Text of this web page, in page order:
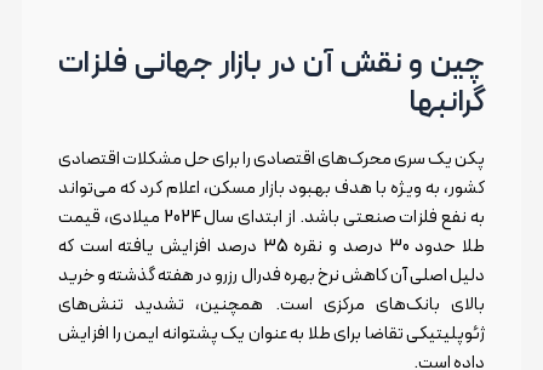
چین و نقش آن در بازار جهانی فلزات
گرانبها
پکن یک سری محرک‌های اقتصادی را برای حل مشکلات اقتصادی
کشور، به ویژه با هدف بهبود بازار مسکن، اعلام کرد که می‌تواند
به نفع فلزات صنعتی باشد. از ابتدای سال 2024 میلادی، قیمت
طلا حدود 30 درصد و نقره 35 درصد افزایش یافته است که
دلیل اصلی آن کاهش نرخ بهره فدرال رزرو در هفته گذشته و خرید
بالای بانک‌های مرکزی است. همچنین، تشدید تنش‌های
ژئوپلیتیکی تقاضا برای طلا به عنوان یک پشتوانه ایمن را افزایش
داده است.